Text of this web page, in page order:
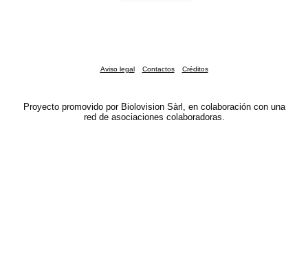
Aviso legal Contactos Créditos
Proyecto promovido por Biolovision Sàrl, en colaboración con una
red de asociaciones colaboradoras.